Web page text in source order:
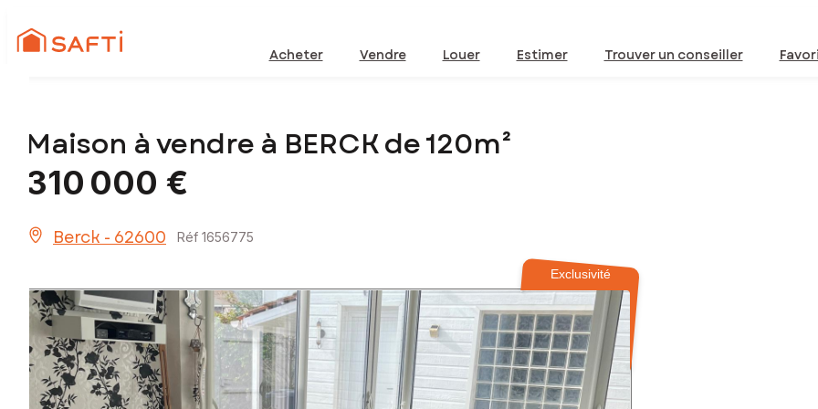
Acheter Vendre Louer Estimer Trouver un conseiller
Maison à vendre à BERCK de 120m²
310 000 €
Berck - 62600 Réf 1656775
Exclusivité